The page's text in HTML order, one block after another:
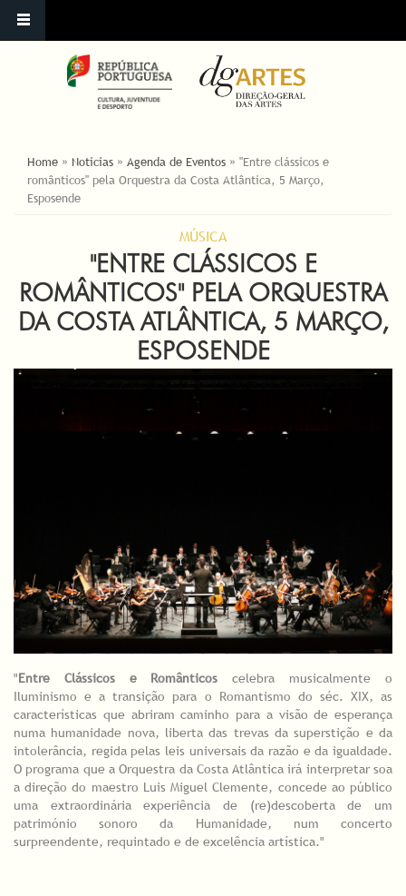
ESTÁ AQUI
Home » Noticias » Agenda de Eventos » "Entre clássicos e
românticos" pela Orquestra da Costa Atlântica, 5 Março,
Esposende
MÚSICA
"ENTRE CLÁSSICOS E
ROMÂNTICOS" PELA ORQUESTRA
DA COSTA ATLÂNTICA, 5 MARÇO,
ESPOSENDE
"Entre Clássicos e Românticoscelebra musicalmente o
Iluminismo e a transição para o Romantismo do séc. XIX, as
características que abriram caminho para a visão de esperança
numa humanidade nova, liberta das trevas da superstição e da
intolerância, regida pelas leis universais da razão e da igualdade.
O programa que a Orquestra da Costa Atlântica irá interpretar soa
a direção do maestro Luis Miguel Clemente, concede ao público
uma extraordinária experiência de (re)descoberta de um
património sonoro da Humanidade, num concerto
surpreendente, requintado e de excelência artística."